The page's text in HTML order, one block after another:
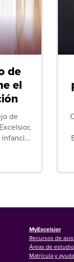
de
el
de
MyExcelsior
Recursos de
Áreas de estudio
Matrícula y